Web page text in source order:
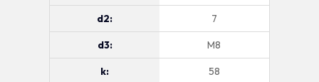
d2: 7
d3: M8
k: 58